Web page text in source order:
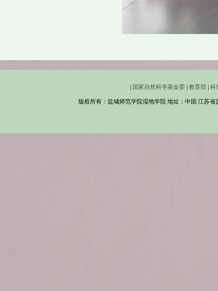
国家自然科学基金委 教育部 科
版权所有：盐城师范学院湿地学院 地址：中国 江苏